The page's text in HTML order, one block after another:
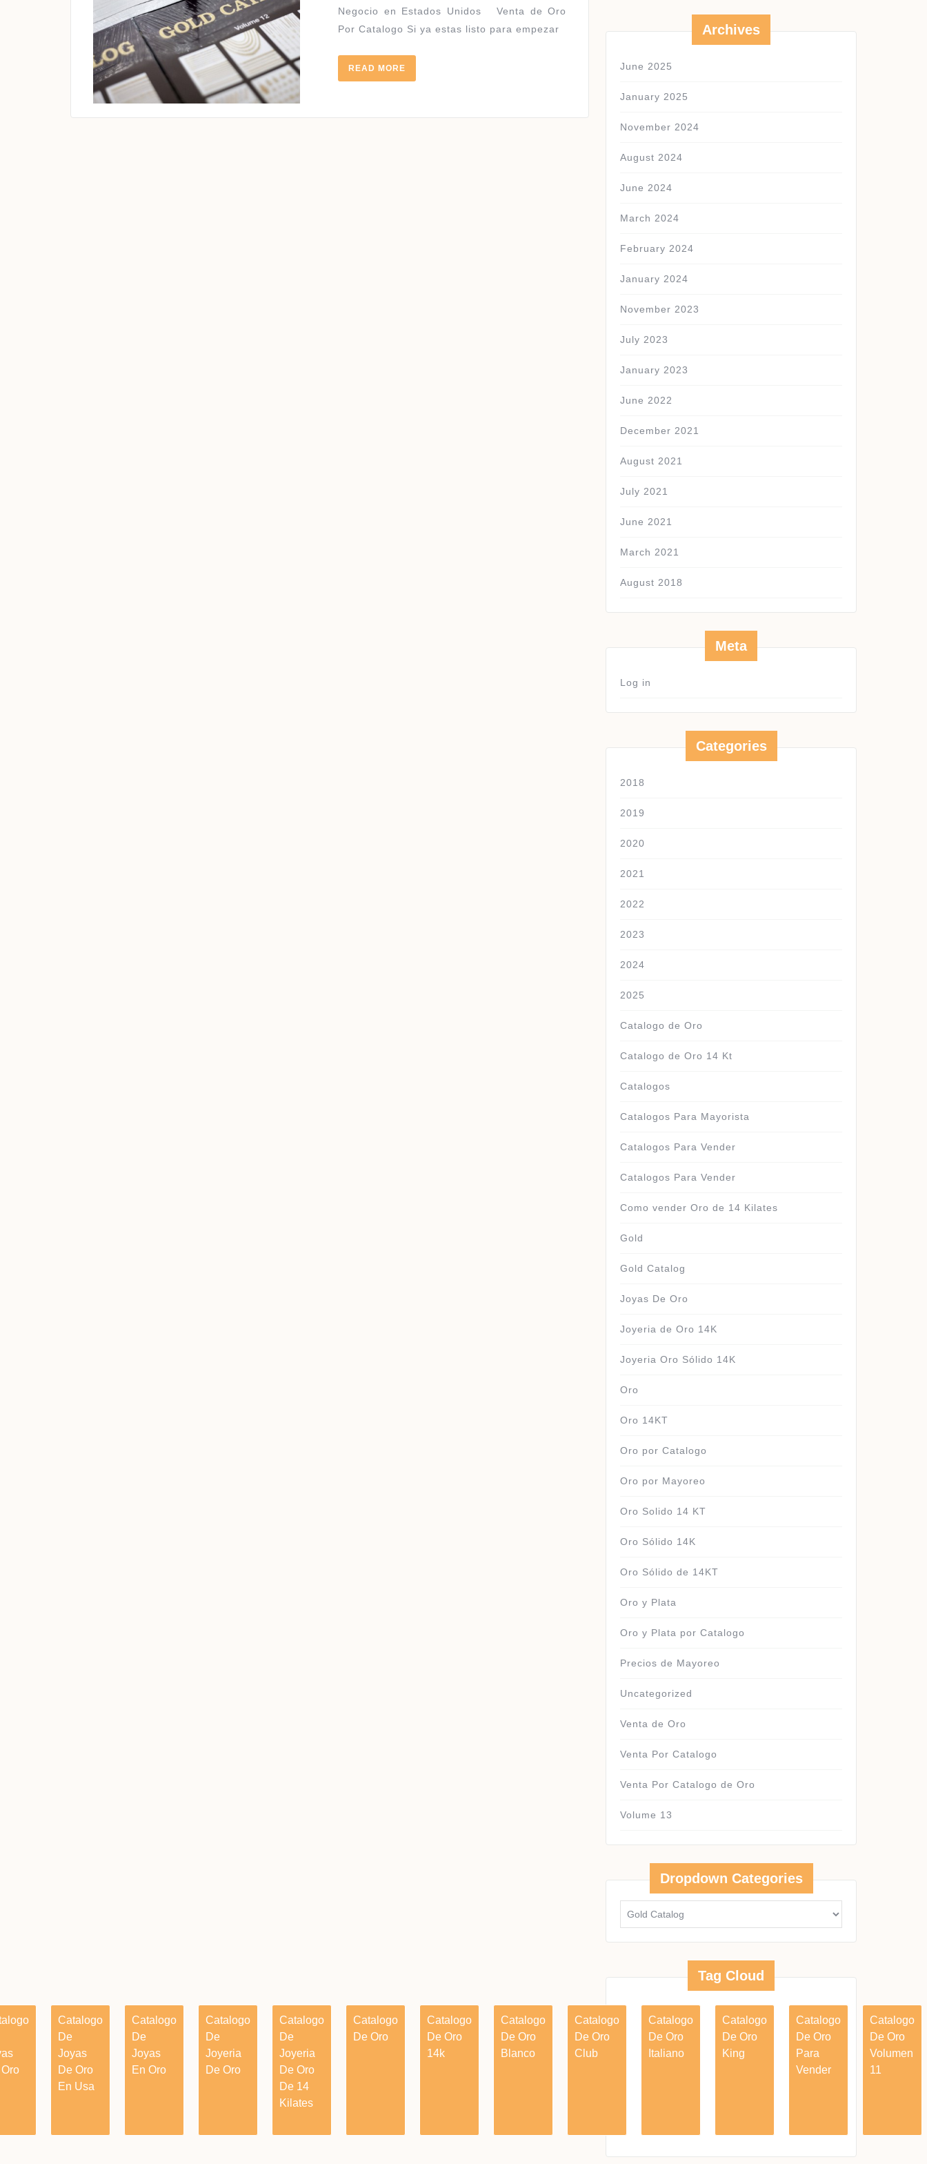
Negocio en Estados Unidos Venta de Oro
Por Catalogo Si ya estas listo para empezar
READ MORE
MORE
Archives
June 2025
January 2025
November 2024
August 2024
June 2024
March 2024
February 2024
January 2024
November 2023
July 2023
January 2023
June 2022
December 2021
August 2021
July 2021
June 2021
March 2021
August 2018
Meta
Log in
Categories
2018
2019
2020
2021
2022
2023
2024
2025
Catalogo de Oro
Catalogo de Oro 14 Kt
Catalogos
Catalogos Para Mayorista
Catalogos Para Vender
Catalogos Para Vender
Como vender Oro de 14 Kilates
Gold
Gold Catalog
Joyas De Oro
Joyeria de Oro 14K
Joyeria Oro Sólido 14K
Oro
Oro 14KT
Oro por Catalogo
Oro por Mayoreo
Oro Solido 14 KT
Oro Sólido 14K
Oro Sólido de 14KT
Oro y Plata
Oro y Plata por Catalogo
Precios de Mayoreo
Uncategorized
Venta de Oro
Venta Por Catalogo
Venta Por Catalogo de Oro
Volume 13
Dropdown Categories
Tag Cloud
Catalogo
De
Joyas
De Oro
En Usa
Catalogo
De
Joyas
En Oro
Catalogo
De
Joyeria
De Oro
Catalogo
De
Joyeria
De Oro
De 14
Kilates
Catalogo
De Oro
Catalogo
De Oro
14k
Catalogo
De Oro
Blanco
Catalogo
De Oro
Club
Catalogo
De Oro
Italiano
Catalogo
De Oro
King
Catalogo
De Oro
Para
Vender
Catalogo
De Oro
Volumen
11